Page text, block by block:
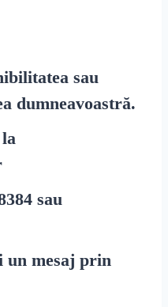
sau
dumneavoastră.
sau
un mesaj prin